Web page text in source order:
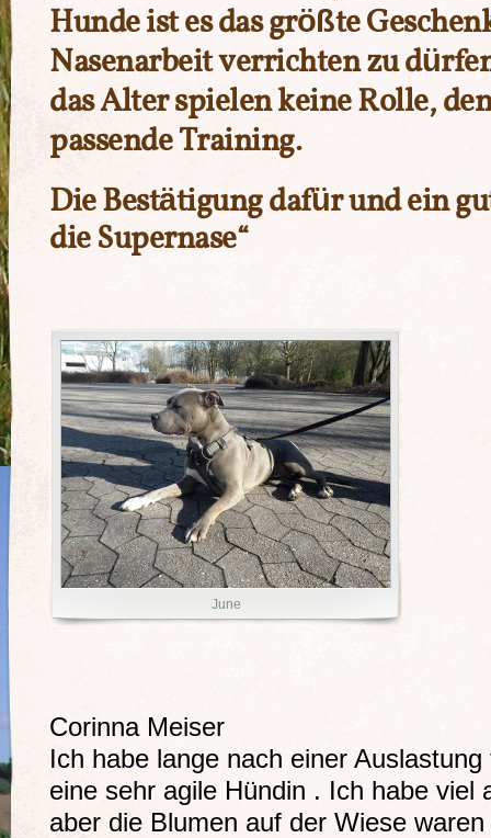
Hunde ist es das größte
Nasenarbeit verrichten zu
das Alter spielen keine Rolle,
passende Training.
Die Bestätigung dafür und ein
die Supernase“
June
Corinna Meiser
Ich habe lange nach einer
eine sehr agile Hündin . Ich habe viel
aber die Blumen auf der Wiese